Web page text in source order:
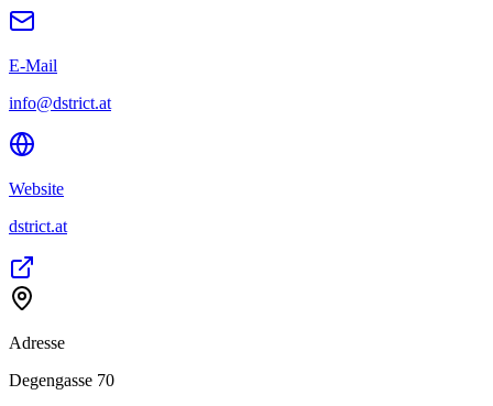
E-Mail
info@dstrict.at
Website
dstrict.at
Adresse
Degengasse 70